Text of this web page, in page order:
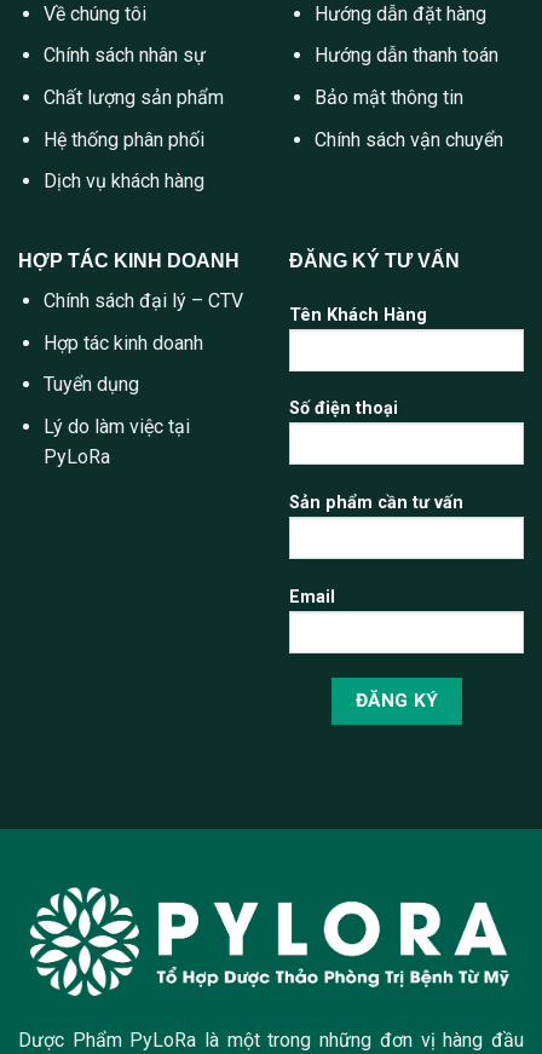
Về chúng tôi
Chính sách nhân sự
Chất lượng sản phẩm
Hệ thống phân phối
Dịch vụ khách hàng
Hướng dẫn đặt hàng
Hướng dẫn thanh toán
Bảo mật thông tin
Chính sách vận chuyển
HỢP TÁC KINH DOANH
Chính sách đại lý – CTV
Hợp tác kinh doanh
Tuyển dụng
Lý do làm việc tại
PyLoRa
ĐĂNG KÝ TƯ VẤN
Tên Khách Hàng
Số điện thoại
Sản phẩm cần tư vấn
Email
Dược Phẩm PyLoRa là một trong những đơn vị hàng đầu